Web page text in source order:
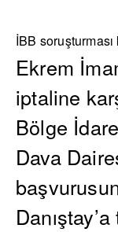
İBB
Ekrem
iptaline
Bölge
Dava
Danıştay’a